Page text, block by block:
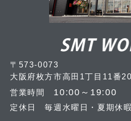
〒573-0073
大阪府枚方市高田1丁目11番
営業時間 10:00～19:00
定休日 毎週水曜日・夏期休